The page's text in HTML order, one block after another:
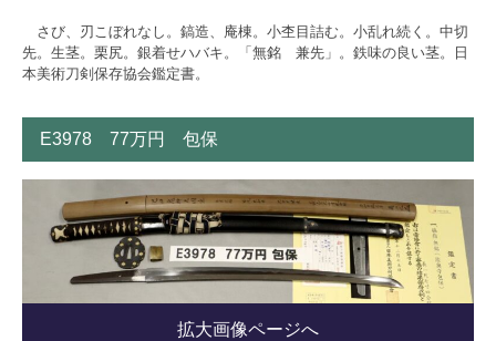
さび、刃こぼれなし。鎬造、庵棟。小杢目詰む。小乱れ続く。中切
先。生茎。栗尻。銀着せハバキ。「無銘 兼先」。鉄味の良い茎。日
本美術刀剣保存協会鑑定書。
E3978 77万円 包保
拡大画像ページへ